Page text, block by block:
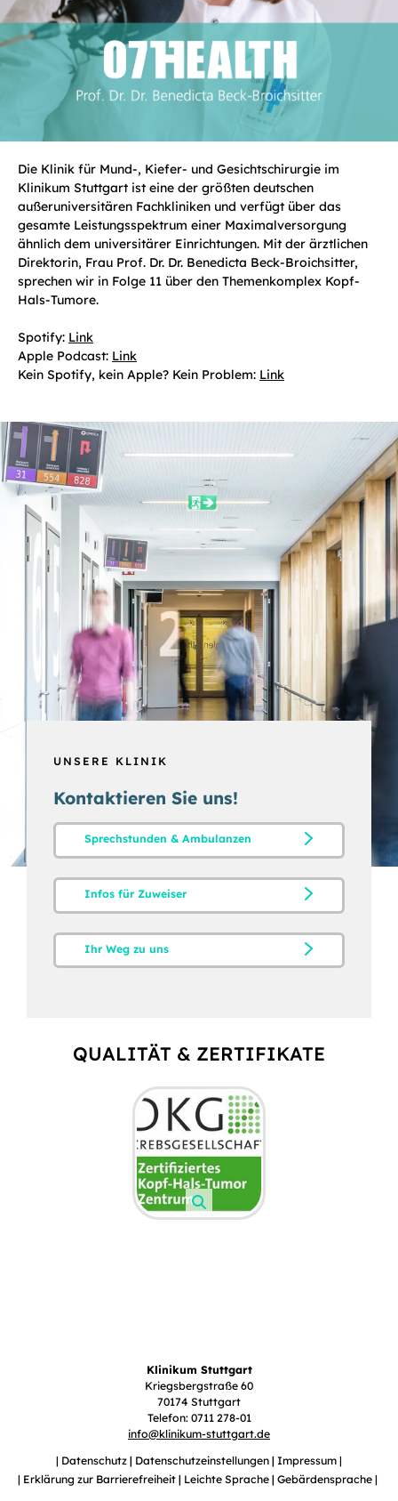
Die Klinik für Mund-, Kiefer- und Gesichtschirurgie im
Klinikum Stuttgart ist eine der größten deutschen
außeruniversitären Fachkliniken und verfügt über das
gesamte Leistungsspektrum einer Maximalversorgung
ähnlich dem universitärer Einrichtungen. Mit der ärztlichen
Direktorin, Frau Prof. Dr. Dr. Benedicta Beck-Broichsitter,
sprechen wir in Folge 11 über den Themenkomplex Kopf-
Hals-Tumore.
Spotify: Link
Apple Podcast: Link
Kein Spotify, kein Apple? Kein Problem: Link
UNSERE KLINIK
Kontaktieren Sie uns!
Sprechstunden & Ambulanzen
Infos für Zuweiser
Ihr Weg zu uns
QUALITÄT & ZERTIFIKATE
Klinikum Stuttgart
Kriegsbergstraße 60
70174 Stuttgart
Telefon: 0711 278-01
info@klinikum-stuttgart.de
Datenschutz
Datenschutzeinstellungen Impressum
Erklärung zur Barrierefreiheit
Leichte Sprache Gebärdensprache